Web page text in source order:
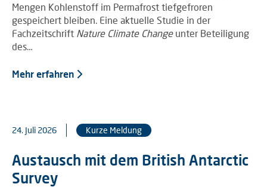
Mengen Kohlenstoff im Permafrost tiefgefroren
gespeichert bleiben. Eine aktuelle Studie in der
Fachzeitschrift Nature Climate Change unter Beteiligung
des…
Mehr erfahren
24. Juli 2026 Kurze Meldung
Austausch mit dem British Antarctic
Survey